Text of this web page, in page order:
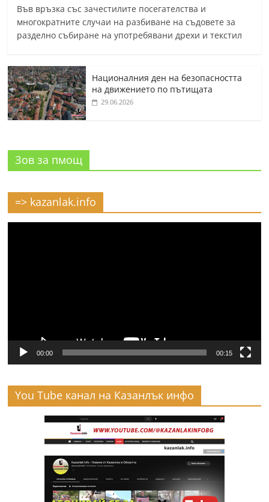
Във връзка със зачестилите посегателства и
многократните случаи на разбиване на съдовете за
разделно събиране на употребявани дрехи и текстил
Националния ден на безопасността
на движението по пътищата
29.06.2026
Зов за пмощ
=> kazanlak.info
00:00 00:15
You Tube канал на Казанлък инфо